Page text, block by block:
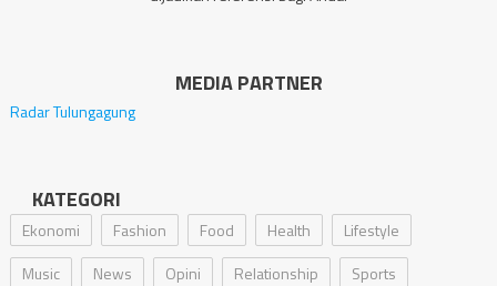
MEDIA PARTNER
Radar Tulungagung
KATEGORI
Ekonomi Fashion Food Health
Lifestyle
Music
News Opini Relationship
Sports